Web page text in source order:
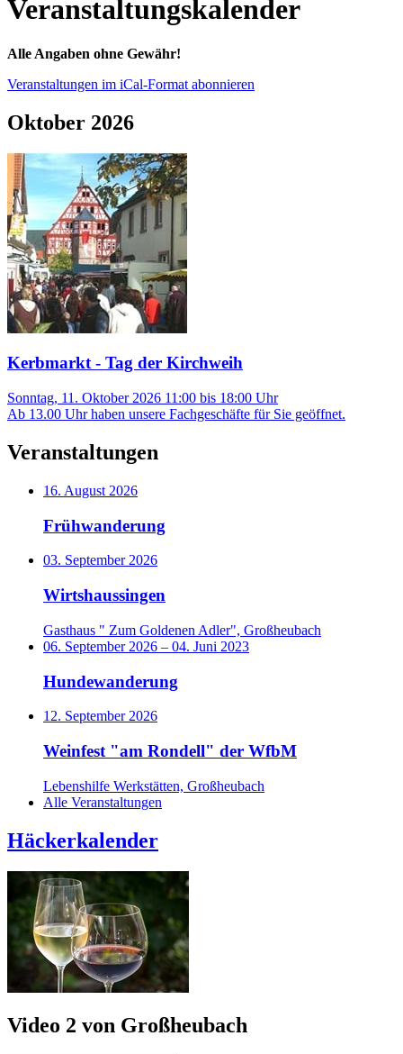
Veranstaltungskalender
Alle Angaben ohne Gewähr!
Veranstaltungen im iCal-Format abonnieren
Oktober 2026
Kerbmarkt - Tag der Kirchweih
Sonntag, 11. Oktober 2026 11:00 bis 18:00 Uhr
Ab 13.00 Uhr haben unsere Fachgeschäfte für Sie geöffnet.
Veranstaltungen
16. August 2026
Frühwanderung
03. September 2026
Wirtshaussingen
Gasthaus " Zum Goldenen Adler", Großheubach
06. September 2026 – 04. Juni 2023
Hundewanderung
12. September 2026
Weinfest "am Rondell" der WfbM
Lebenshilfe Werkstätten, Großheubach
Alle Veranstaltungen
Häckerkalender
Video 2 von Großheubach